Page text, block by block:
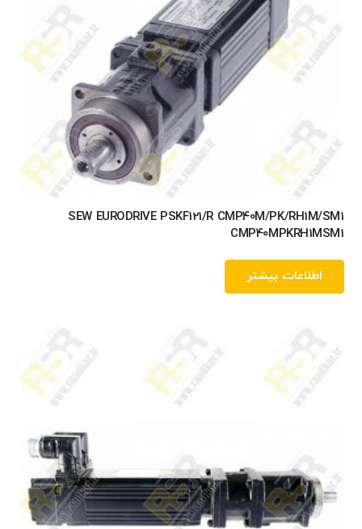
SEW EURODRIVE PSKF121/R CMP40M/PK/RH1M/SM1
CMP40MPKRH1MSM1
اطلاعات بیشتر